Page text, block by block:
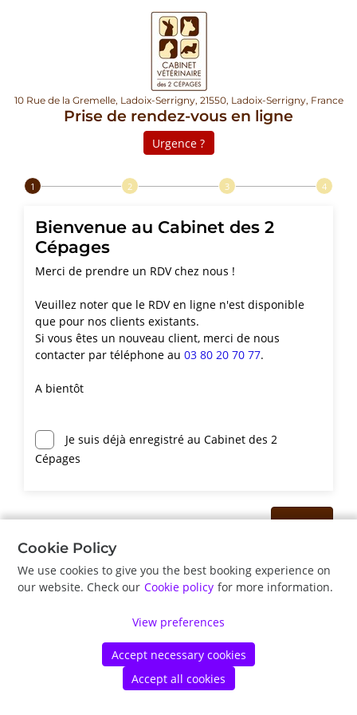
10 Rue de la Gremelle, Ladoix-Serrigny, 21550, Ladoix-Serrigny, France
Prise de rendez-vous en ligne
Urgence ?
Step 1 of 4
Bienvenue au Cabinet des 2
Cépages
Merci de prendre un RDV chez nous !
Veuillez noter que le RDV en ligne n'est disponible
que pour nos clients existants.
Si vous êtes un nouveau client, merci de nous
contacter par téléphone au 03 80 20 70 77.
A bientôt
Je suis déjà enregistré au Cabinet des 2
Cépages
Vetstoria 2026 Politique de confidentialité |
Mentions légales
d'utilisation des cookies
Cookie Policy
We use cookies to give you the best booking experience on
our website. Check our Cookie policy for more information.
View preferences
Accept necessary cookies
Accept all cookies